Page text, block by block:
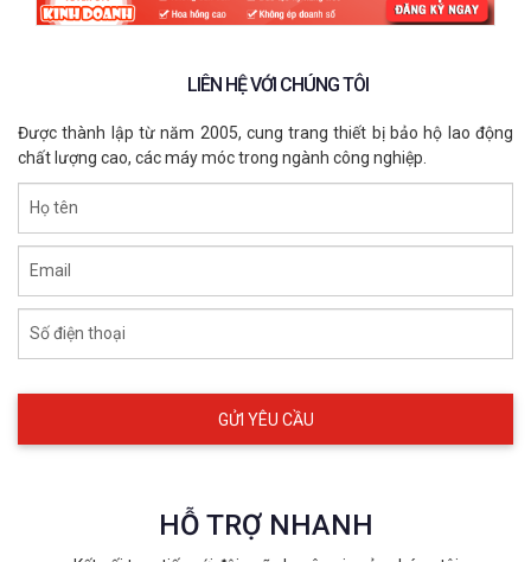
LIÊN HỆ VỚI CHÚNG TÔI
Được thành lập từ năm 2005, cung trang thiết bị bảo hộ lao động
chất lượng cao, các máy móc trong ngành công nghiệp.
Họ tên
Email
Số điện thoại
HỖ TRỢ NHANH